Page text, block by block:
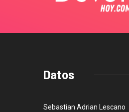
Datos
Sebastian Adrian Lescano